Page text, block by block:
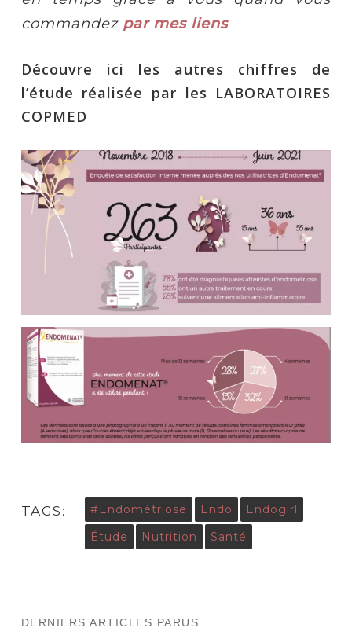
commandez par mes liens
Découvre ici les autres chiffres de
l’étude réalisée par les LABORATOIRES
COPMED
TAGS: #endométriose Endo
Endogirl
Étude
Nutrition Santé
DERNIERS ARTICLES PARUS